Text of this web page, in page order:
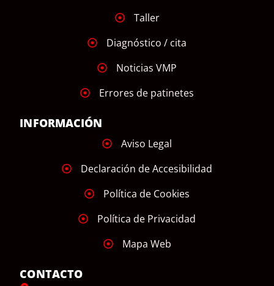
Taller
Diagnóstico / cita
Noticias VMP
Errores de patinetes
INFORMACIÓN
Aviso Legal
Declaración de Accesibilidad
Política de Cookies
Política de Privacidad
Mapa Web
CONTACTO